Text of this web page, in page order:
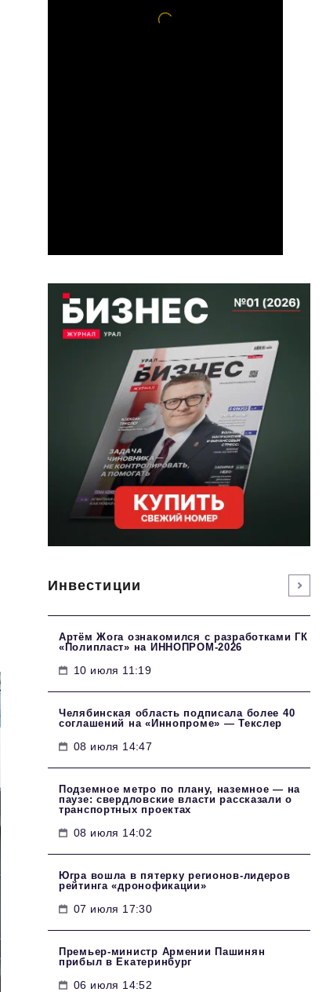
Инвестиции
Артём Жога ознакомился с разработками ГК
«Полипласт» на ИННОПРОМ-2026
10 июля 11:19
Челябинская область подписала более 40
соглашений на «Иннопроме» — Текслер
08 июля 14:47
Подземное метро по плану, наземное — на
паузе: свердловские власти рассказали о
транспортных проектах
08 июля 14:02
Югра вошла в пятерку регионов-лидеров
рейтинга «дронофикации»
07 июля 17:30
Премьер-министр Армении Пашинян
прибыл в Екатеринбург
06 июля 14:52